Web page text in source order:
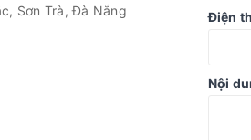
Sơn Trà, Đà Nẵng
Điện
Nội